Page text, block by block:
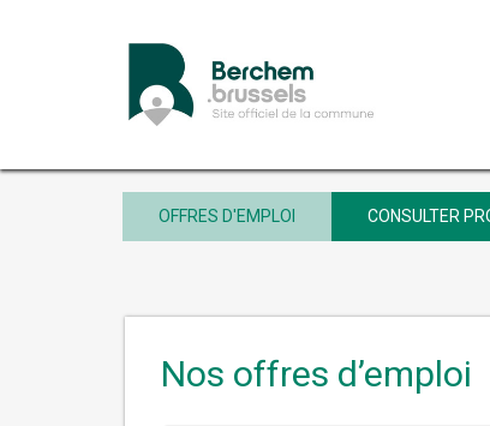
OFFRES D'EMPLOI CONSULTER
Nos offres d’emploi